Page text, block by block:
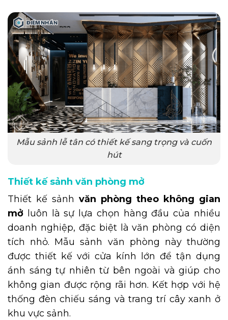
Mẫu sảnh lễ tân có thiết kế sang trọng và cuốn
hút
Thiết kế sảnh văn phòng mở
Thiết kế sảnh văn phòng theo không gian
mở luôn là sự lựa chọn hàng đầu của nhiều
doanh nghiệp, đặc biệt là văn phòng có diện
tích nhỏ. Mẫu sảnh văn phòng này thường
được thiết kế với cửa kính lớn để tận dụng
ánh sáng tự nhiên từ bên ngoài và giúp cho
không gian được rộng rãi hơn. Kết hợp với hệ
thống đèn chiếu sáng và trang trí cây xanh ở
khu vực sảnh.